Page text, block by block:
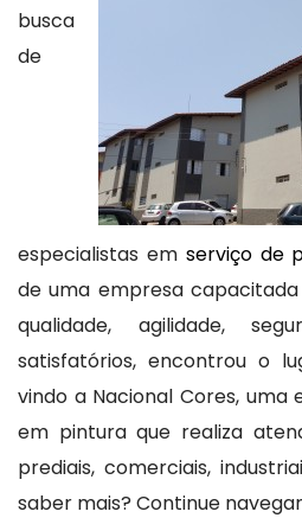
busca
de
especialistas em serviço de
de uma empresa
qualidade, agilidade,
satisfatórios, encontrou o
vindo a Nacional Cores, uma
em pintura que realiza
prediais, comerciais,
saber mais? Continue